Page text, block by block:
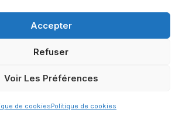
Accepter
Refuser
Voir Les Préférences
de cookiesPolitique de cookies
(UE)
des ventes